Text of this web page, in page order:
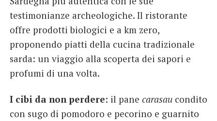
testimonianze archeologiche. Il ristorante
offre prodotti biologici e a km zero,
proponendo piatti della cucina tradizionale
sarda: un viaggio alla scoperta dei sapori e
profumi di una volta.
I cibi da non perdere: il pane carasau condito
con sugo di pomodoro e pecorino e guarnito